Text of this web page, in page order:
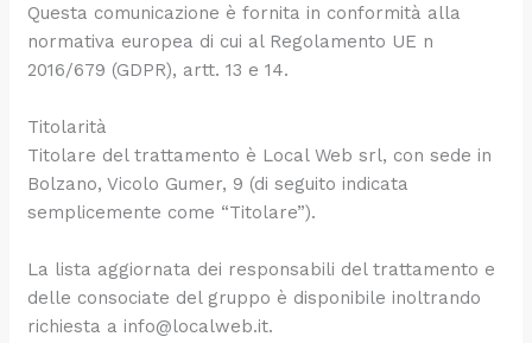
Questa comunicazione è fornita in conformità alla
normativa europea di cui al Regolamento UE n
2016/679 (GDPR), artt. 13 e 14.
Titolarità
Titolare del trattamento è Local Web srl, con sede in
Bolzano, Vicolo Gumer, 9 (di seguito indicata
semplicemente come “Titolare”).
La lista aggiornata dei responsabili del trattamento e
delle consociate del gruppo è disponibile inoltrando
richiesta a info@localweb.it.